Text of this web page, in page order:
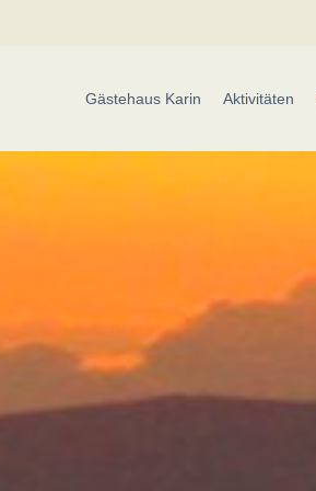
Gästehaus Karin Aktivitäten